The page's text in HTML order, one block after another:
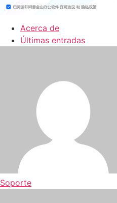
Acerca de
Últimas entradas
Soporte